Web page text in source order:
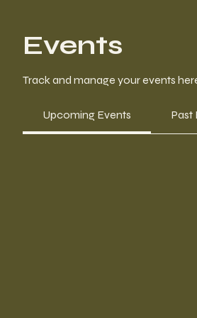
Events
Track and manage your events
Upcoming Events Past